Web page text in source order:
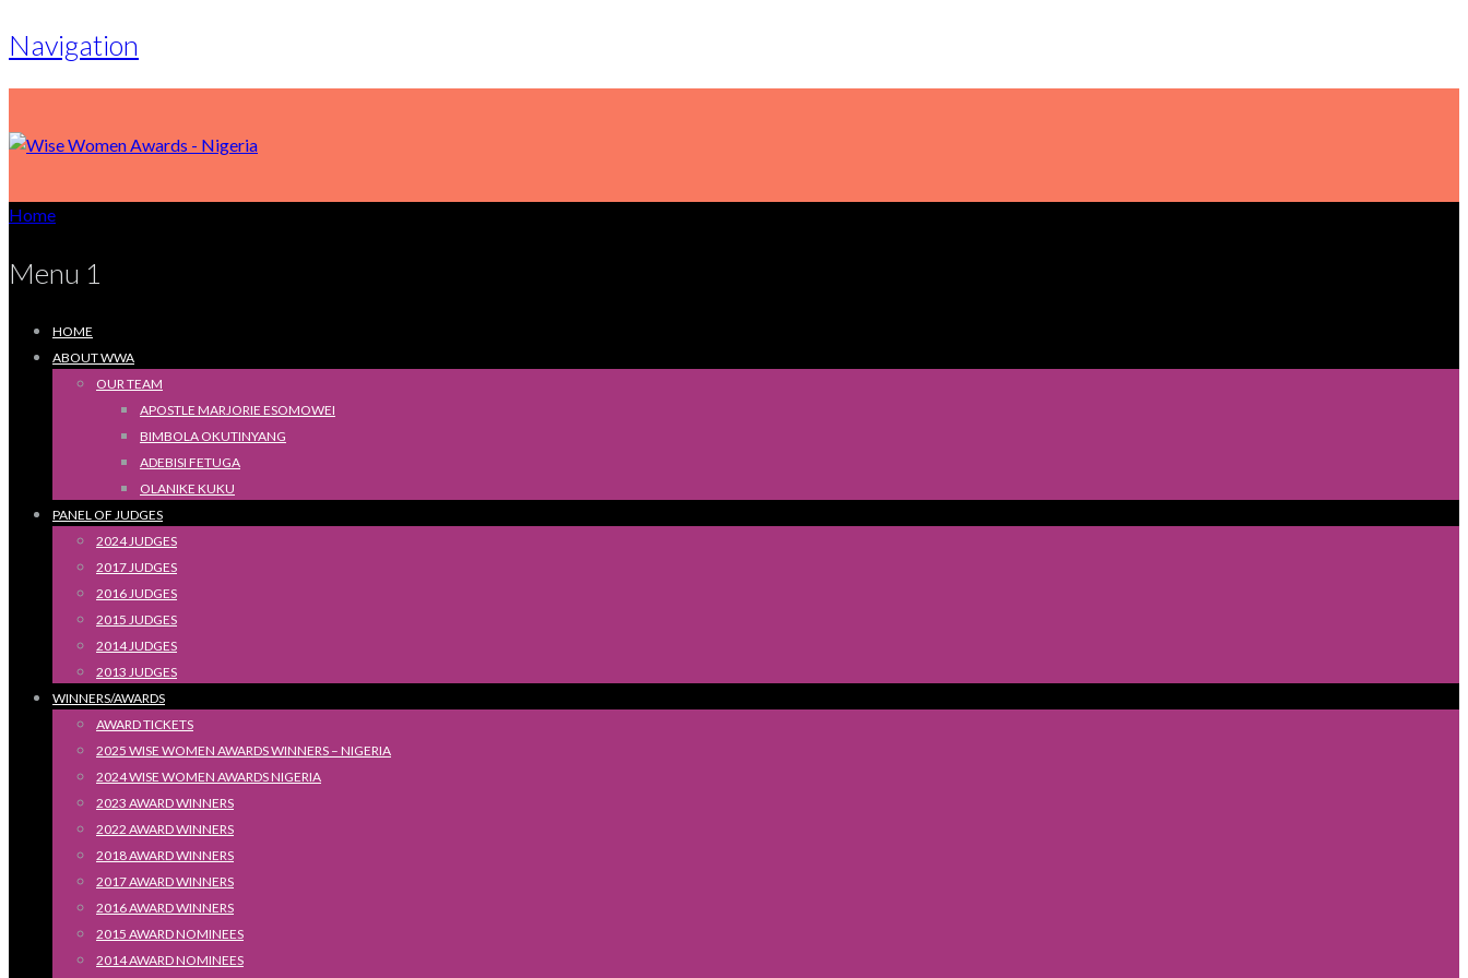
Navigation
Home
Menu 1
HOME
ABOUT WWA
OUR TEAM
APOSTLE MARJORIE ESOMOWEI
BIMBOLA OKUTINYANG
ADEBISI FETUGA
OLANIKE KUKU
PANEL OF JUDGES
2024 JUDGES
2017 JUDGES
2016 JUDGES
2015 JUDGES
2014 JUDGES
2013 JUDGES
WINNERS/AWARDS
AWARD TICKETS
2025 WISE WOMEN AWARDS WINNERS – NIGERIA
2024 WISE WOMEN AWARDS NIGERIA
2023 AWARD WINNERS
2022 AWARD WINNERS
2018 AWARD WINNERS
2017 AWARD WINNERS
2016 AWARD WINNERS
2015 AWARD NOMINEES
2014 AWARD NOMINEES